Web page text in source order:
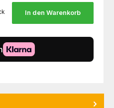
In den Warenkorb